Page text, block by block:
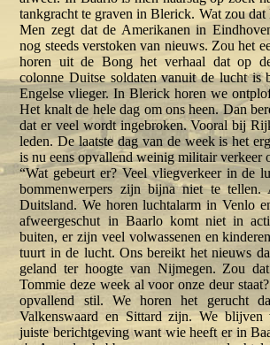
tankgracht te graven in Blerick. Wat zou dat
Men zegt dat de Amerikanen in
nog steeds verstoken van nieuws. Zou het
horen uit de Bong het verhaal dat op
colonne Duitse soldaten vanuit de lucht is
Engelse vlieger. In Blerick horen we
Het knalt de hele dag om ons heen. Dan
dat er veel wordt ingebroken. Vooral bij
leden. De laatste dag van de week is het
is nu eens opvallend weinig militair verkeer
“Wat gebeurt er? Veel vliegverkeer in de
bommenwerpers zijn bijna niet te tellen.
Duitsland. We horen luchtalarm in Venlo
afweergeschut in Baarlo komt niet in
buiten, er zijn veel volwassenen en
tuurt in de lucht. Ons bereikt het nieuws
geland ter hoogte van Nijmegen. Zou
Tommie deze week al voor onze deur
opvallend stil. We horen het gerucht
Valkenswaard en Sittard zijn. We blijven
juiste berichtgeving want wie heeft er in